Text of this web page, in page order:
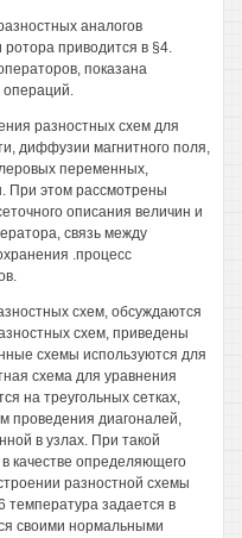
аналогов
ротора приводится в §4.
показана
операций.
разностных схем для
диффузии магнитного поля,
переменных,
При этом рассмотрены
описания величин и
связь между
.процесс
схем, обсуждаются
схем, приведены
схемы используются для
схема для уравнения
на треугольных сетках,
проведения диагоналей,
в узлах. При такой
качестве определяющего
разностной схемы
температура задается в
своими нормальными